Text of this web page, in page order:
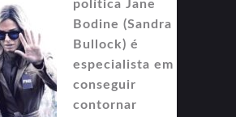
política Jane
Bodine (Sandra
Bullock) é
especialista em
conseguir
contornar